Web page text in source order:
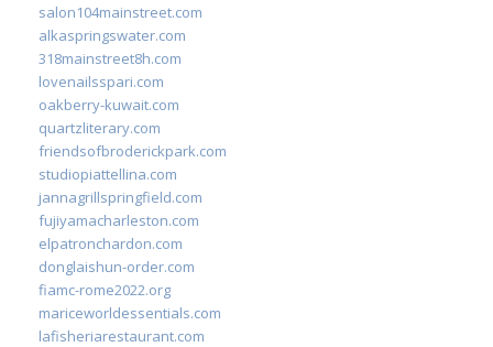
salon104mainstreet.com
alkaspringswater.com
318mainstreet8h.com
lovenailsspari.com
oakberry-kuwait.com
quartzliterary.com
friendsofbroderickpark.com
studiopiattellina.com
jannagrillspringfield.com
fujiyamacharleston.com
elpatronchardon.com
donglaishun-order.com
fiamc-rome2022.org
mariceworldessentials.com
lafisheriarestaurant.com